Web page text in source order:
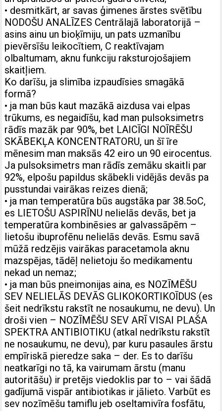
• desmitkārt, ar savas ģimenes ārstes svētību
NODOŠU ANALĪZES Centrālajā laboratorijā –
asins ainu un bioķīmiju, un pats uzmanību
pievērsīšu leikocītiem, C reaktīvajam
olbaltumam, aknu funkciju raksturojošajiem
skaitļiem.
Ko darīšu, ja slimība izpaudīsies smagākā
formā?
• ja man būs kaut mazākā aizdusa vai elpas
trūkums, es negaidīšu, kad man pulsoksimetrs
rādīs mazāk par 90%, bet LAICĪGI NOĪRĒŠU
SKĀBEKĻA KONCENTRATORU, un šī īre
mēnesim man maksās 42 eiro un 90 eirocentus.
Ja pulsoksimetrs man rādīs zemāku skaitli par
92%, elpošu papildus skābekli vidējās devās pa
pusstundai vairākas reizes dienā;
• ja man temperatūra būs augstāka par 38.5oC,
es LIETOŠU ASPIRĪNU nelielās devās, bet ja
temperatūra kombinēsies ar galvassāpēm –
lietošu ibuprofēnu nelielās devās. Esmu savā
mūžā redzējis vairākas paracetamola aknu
mazspējas, tādēļ nelietoju šo medikamentu
nekad un nemaz;
• ja man būs pneimonijas aina, es NOZĪMĒŠU
SEV NELIELĀS DEVĀS GLIKOKORTIKOĪDUS (es
šeit nedrīkstu rakstīt ne nosaukumu, ne devu). Un
droši vien – NOZĪMĒŠU SEV ARĪ VISAI PLAŠA
SPEKTRA ANTIBIOTIKU (atkal nedrīkstu rakstīt
ne nosaukumu, ne devu), par kuru pasaules ārstu
empīriskā pieredze saka – der. Es to darīšu
neatkarīgi no tā, ka vairumam ārstu (manu
autoritāšu) ir pretējs viedoklis par to – vai šādā
gadījumā vispār antibiotikas ir jālieto. Varbūt es
sev nozīmēšu tamiflu jeb oseltamivīra fosfātu,